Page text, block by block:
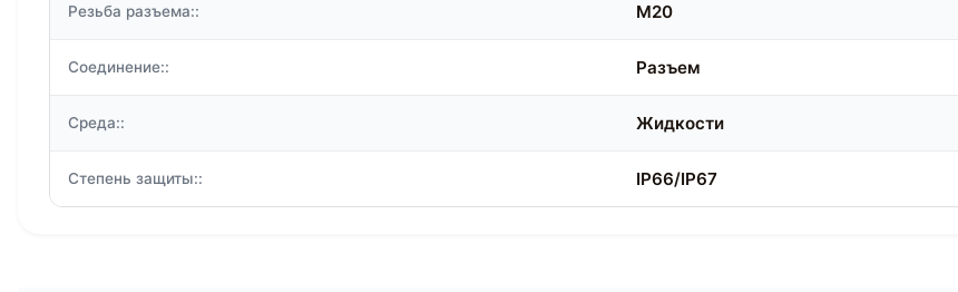
Резьба разъема:: M20
Соединение:: Разъем
Среда:: Жидкости
Степень защиты:: IP66/IP67